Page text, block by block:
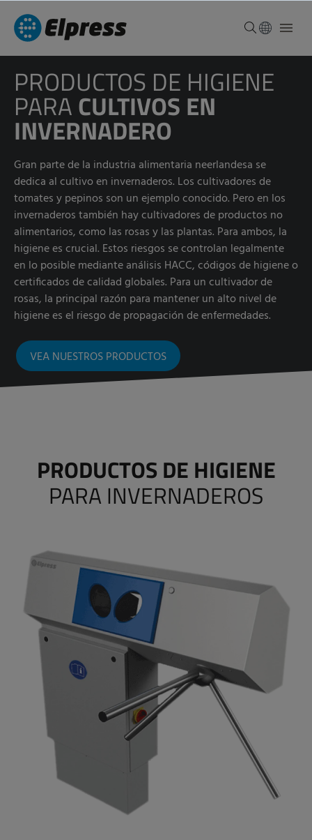
PRODUCTOS DE HIGIENE
PARACULTIVOS EN
INVERNADERO
Gran parte de la industria alimentaria neerlandesa se
dedica al cultivo en invernaderos. Los cultivadores de
tomates y pepinos son un ejemplo conocido. Pero en los
invernaderos también hay cultivadores de productos no
alimentarios, como las rosas y las plantas. Para ambos, la
higiene es crucial. Estos riesgos se controlan legalmente
en lo posible mediante análisis HACC, códigos de higiene o
certificados de calidad globales. Para un cultivador de
rosas, la principal razón para mantener un alto nivel de
higiene es el riesgo de propagación de enfermedades.
VEA NUESTROS PRODUCTOS
PRODUCTOS DE HIGIENE
PARA INVERNADEROS